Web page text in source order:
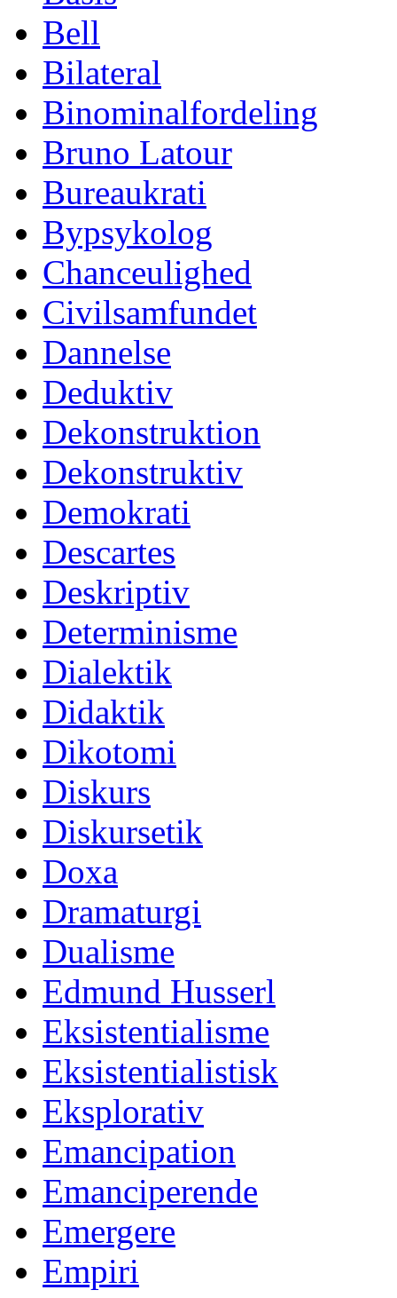
Bell
Bilateral
Binominalfordeling
Bruno Latour
Bureaukrati
Bypsykolog
Chanceulighed
Civilsamfundet
Dannelse
Deduktiv
Dekonstruktion
Dekonstruktiv
Demokrati
Descartes
Deskriptiv
Determinisme
Dialektik
Didaktik
Dikotomi
Diskurs
Diskursetik
Doxa
Dramaturgi
Dualisme
Edmund Husserl
Eksistentialisme
Eksistentialistisk
Eksplorativ
Emancipation
Emanciperende
Emergere
Empiri